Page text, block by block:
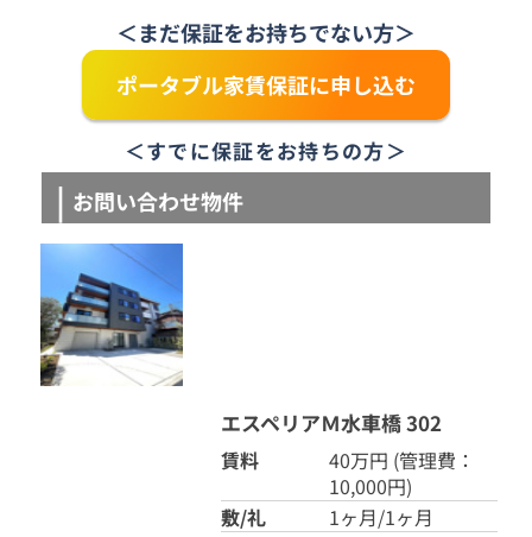
＜まだ保証をお持ちでない方＞
ポータブル家賃保証に申し込む
＜すでに保証をお持ちの方＞
お問い合わせ物件
エスペリアＭ水車橋 302
賃料 40万円 (管理費：
10,000円)
敷/礼
1ヶ月/1ヶ月